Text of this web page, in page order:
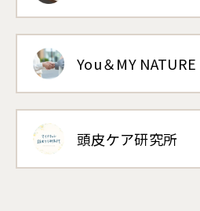
You＆MY NATURE
頭皮ケア研究所